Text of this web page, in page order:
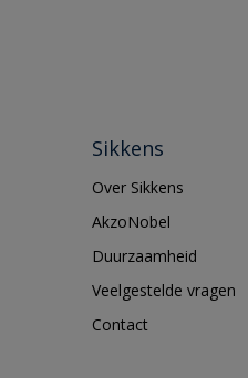
Sikkens
Over Sikkens
AkzoNobel
Duurzaamheid
Veelgestelde vragen
Contact